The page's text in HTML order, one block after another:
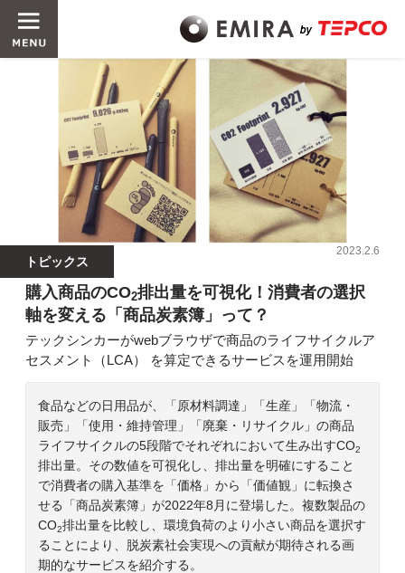
トピックス
2023.2.6
購入商品のCO2排出量を可視化！消費者の選択
軸を変える「商品炭素簿」って？
テックシンカーがwebブラウザで商品のライフサイクルア
セスメント（LCA） を算定できるサービスを運用開始
食品などの日用品が、「原材料調達」「生産」「物流・
販売」「使用・維持管理」「廃棄・リサイクル」の商品
ライフサイクルの5段階でそれぞれにおいて生み出すCO2
排出量。その数値を可視化し、排出量を明確にすること
で消費者の購入基準を「価格」から「価値観」に転換さ
せる「商品炭素簿」が2022年8月に登場した。複数製品の
CO2排出量を比較し、環境負荷のより小さい商品を選択す
ることにより、脱炭素社会実現への貢献が期待される画
期的なサービスを紹介する。